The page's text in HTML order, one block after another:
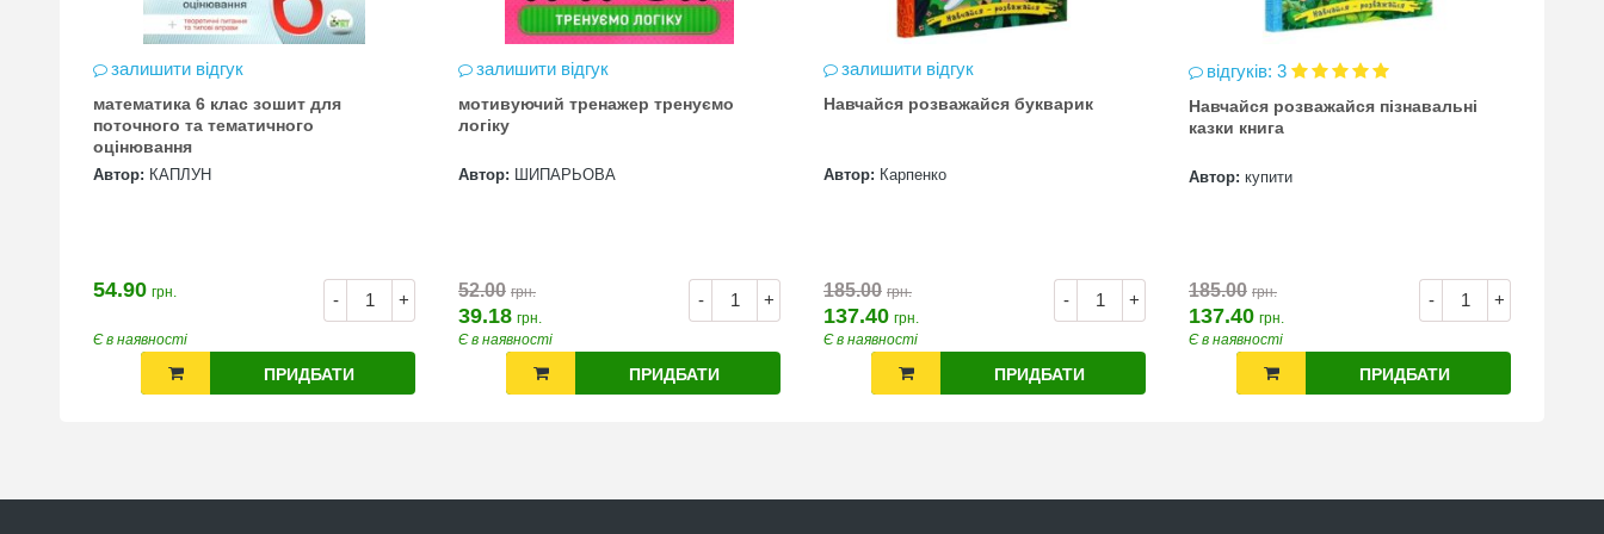
залишити відгук
математика 6 клас зошит для
поточного та тематичного
оцінювання
Автор: КАПЛУН
- +
54.90 грн.
Є в наявності
ПРИДБАТИ
залишити відгук
мотивуючий тренажер тренуємо
логіку
Автор: ШИПАРЬОВА
- +
52.00 грн.
39.18 грн.
Є в наявності
ПРИДБАТИ
залишити відгук
Навчайся розважайся букварик
Автор: Карпенко
- +
185.00 грн.
137.40 грн.
Є в наявності
ПРИДБАТИ
відгуків: 3
Навчайся розважайся пізнавальні
казки книга
Автор: купити
- +
185.00 грн.
137.40 грн.
Є в наявності
ПРИДБАТИ